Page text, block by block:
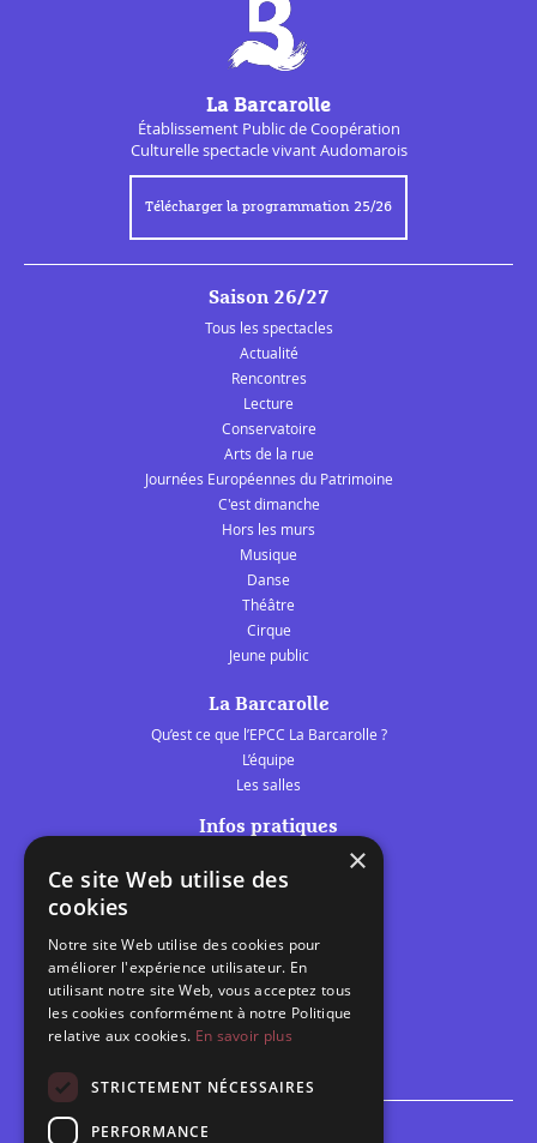
La Barcarolle
Établissement Public deCoopération
Culturellespectacle vivant Audomarois
Télécharger la programmation 25/26
Saison 26/27
Tous les spectacles
Actualité
Rencontres
Lecture
Conservatoire
Arts de la rue
Journées Européennes du Patrimoine
C'est dimanche
Hors les murs
Musique
Danse
Théâtre
Cirque
Jeune public
La Barcarolle
Qu’est ce que l’EPCC La Barcarolle ?
L’équipe
Les salles
Infos pratiques
Les belles scènes audomaroises
Calendrier
Programme des spectacles
Brèves
Espace scolaire
×
Ce site Web utilise des
cookies
Notre site Web utilise des cookies pour
améliorer l'expérience utilisateur. En
utilisant notre site Web, vous acceptez tous
les cookies conformément à notre Politique
relative aux cookies. En savoir plus
STRICTEMENT NÉCESSAIRES
PERFORMANCE